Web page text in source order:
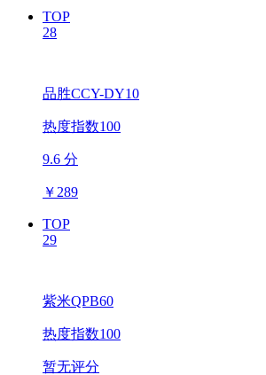
TOP
28
品胜CCY-DY10
热度指数100
9.6 分
￥ 289
TOP
29
紫米QPB60
热度指数100
暂无评分